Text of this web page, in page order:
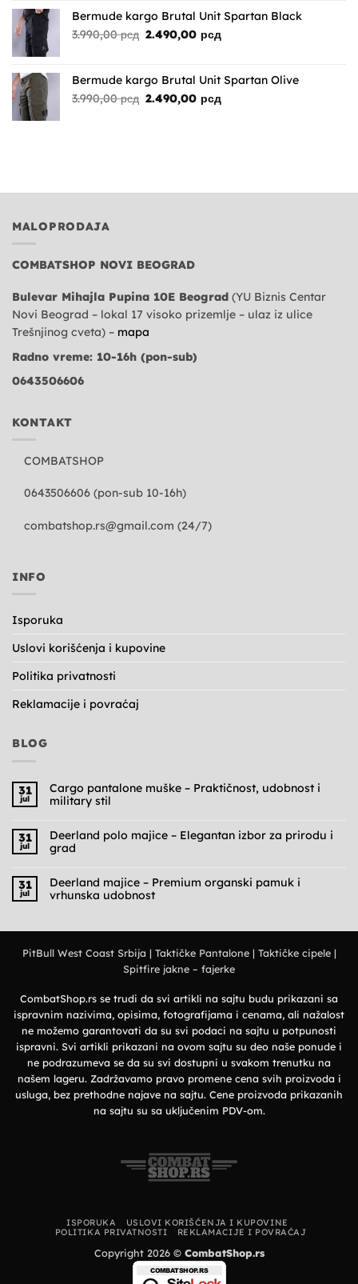
Bermude kargo Brutal Unit Spartan Black
3.990,00рсд Originalna
bila:
3.990,00 рсд.
2.490,00 рсд
2.490,00 рсд.
Bermude kargo Brutal Unit Spartan Olive
3.990,00рсд Originalna
2.490,00 рсд
MALOPRODAJA
COMBATSHOP NOVI BEOGRAD
Bulevar Mihajla Pupina 10E Beograd (YU Biznis Centar
Novi Beograd – lokal 17 visoko prizemlje – ulaz iz ulice
Trešnjinog cveta) – mapa
Radno vreme: 10-16h (pon-sub)
0643506606
KONTAKT
COMBATSHOP
0643506606 (pon-sub 10-16h)
combatshop.rs@gmail.com (24/7)
INFO
Isporuka
Uslovi korišćenja i kupovine
Politika privatnosti
Reklamacije i povraćaj
BLOG
31
jul
Cargo pantalone muške – Praktičnost, udobnost i
military stil
na
Cargo
pantalone
muške
Praktičnost,
udobnost
i
military
31
jul
Deerland polo majice – Elegantan izbor za prirodu i
grad
na
Deerland
polo
izbor
prirodu
i
31
jul
Deerland majice – Premium organski pamuk i
vrhunska udobnost
–
vrhunska
udobnost
PitBull West Coast Srbija | Taktičke Pantalone| Taktičke cipele|
Spitfire jakne – fajerke
CombatShop.rs se trudi da svi artikli na sajtu budu prikazani sa
ispravnim nazivima, opisima, fotografijama i cenama, ali nažalost
ne možemo garantovati da su svi podaci na sajtu u potpunosti
ispravni. Svi artikli prikazani na ovom sajtu su deo naše ponude i
ne podrazumeva se da su svi dostupni u svakom trenutku na
našem lageru. Zadržavamo pravo promene cena svih proizvoda i
usluga, bez prethodne najave na sajtu. Cene proizvoda prikazanih
na sajtu su sa uključenim PDV-om.
ISPORUKA
USLOVI KORIŠĆENJA I KUPOVINE
POLITIKA PRIVATNOSTI
REKLAMACIJE I POVRAĆAJ
Copyright 2026 © CombatShop.rs